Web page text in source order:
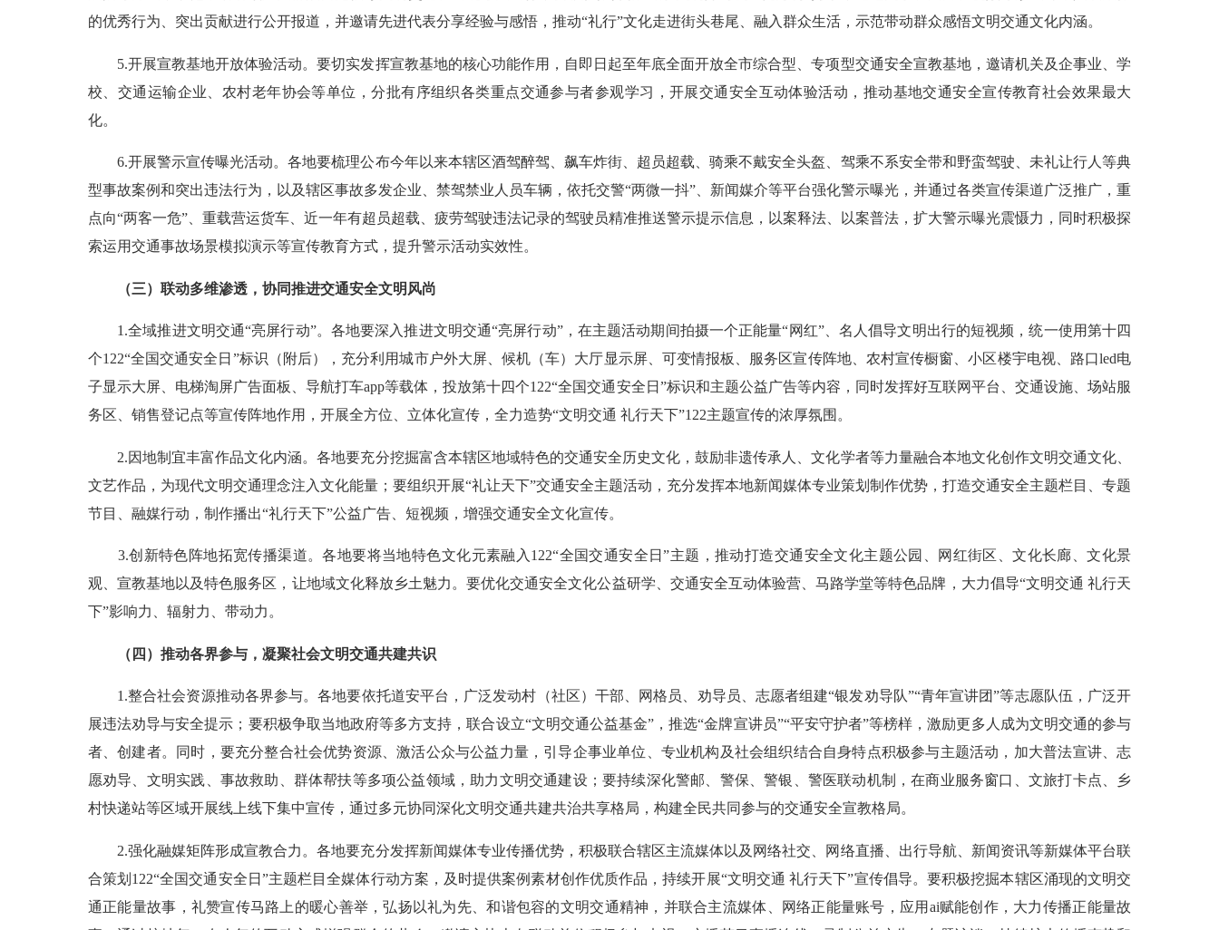
的优秀行为、突出贡献进行公开报道，并邀请先进代表分享经验与感悟，推动“礼行”文化走进街头巷尾、融入群众生活，示范带动群众感悟文明交通文化内涵。
5.开展宣教基地开放体验活动。要切实发挥宣教基地的核心功能作用，自即日起至年底全面开放全市综合型、专项型交通安全宣教基地，邀请机关及企事业、学
校、交通运输企业、农村老年协会等单位，分批有序组织各类重点交通参与者参观学习，开展交通安全互动体验活动，推动基地交通安全宣传教育社会效果最大
化。
6.开展警示宣传曝光活动。各地要梳理公布今年以来本辖区酒驾醉驾、飙车炸街、超员超载、骑乘不戴安全头盔、驾乘不系安全带和野蛮驾驶、未礼让行人等典
型事故案例和突出违法行为，以及辖区事故多发企业、禁驾禁业人员车辆，依托交警“两微一抖”、新闻媒介等平台强化警示曝光，并通过各类宣传渠道广泛推广，重
点向“两客一危”、重载营运货车、近一年有超员超载、疲劳驾驶违法记录的驾驶员精准推送警示提示信息，以案释法、以案普法，扩大警示曝光震慑力，同时积极探
索运用交通事故场景模拟演示等宣传教育方式，提升警示活动实效性。
（三）联动多维渗透，协同推进交通安全文明风尚
1.全域推进文明交通“亮屏行动”。各地要深入推进文明交通“亮屏行动”，在主题活动期间拍摄一个正能量“网红”、名人倡导文明出行的短视频，统一使用第十四
个122“全国交通安全日”标识（附后），充分利用城市户外大屏、候机（车）大厅显示屏、可变情报板、服务区宣传阵地、农村宣传橱窗、小区楼宇电视、路口led电
子显示大屏、电梯淘屏广告面板、导航打车app等载体，投放第十四个122“全国交通安全日”标识和主题公益广告等内容，同时发挥好互联网平台、交通设施、场站服
务区、销售登记点等宣传阵地作用，开展全方位、立体化宣传，全力造势“文明交通 礼行天下”122主题宣传的浓厚氛围。
2.因地制宜丰富作品文化内涵。各地要充分挖掘富含本辖区地域特色的交通安全历史文化，鼓励非遗传承人、文化学者等力量融合本地文化创作文明交通文化、
文艺作品，为现代文明交通理念注入文化能量；要组织开展“礼让天下”交通安全主题活动，充分发挥本地新闻媒体专业策划制作优势，打造交通安全主题栏目、专题
节目、融媒行动，制作播出“礼行天下”公益广告、短视频，增强交通安全文化宣传。
3.创新特色阵地拓宽传播渠道。各地要将当地特色文化元素融入122“全国交通安全日”主题，推动打造交通安全文化主题公园、网红街区、文化长廊、文化景
观、宣教基地以及特色服务区，让地域文化释放乡土魅力。要优化交通安全文化公益研学、交通安全互动体验营、马路学堂等特色品牌，大力倡导“文明交通 礼行天
下”影响力、辐射力、带动力。
（四）推动各界参与，凝聚社会文明交通共建共识
1.整合社会资源推动各界参与。各地要依托道安平台，广泛发动村（社区）干部、网格员、劝导员、志愿者组建“银发劝导队”“青年宣讲团”等志愿队伍，广泛开
展违法劝导与安全提示；要积极争取当地政府等多方支持，联合设立“文明交通公益基金”，推选“金牌宣讲员”“平安守护者”等榜样，激励更多人成为文明交通的参与
者、创建者。同时，要充分整合社会优势资源、激活公众与公益力量，引导企事业单位、专业机构及社会组织结合自身特点积极参与主题活动，加大普法宣讲、志
愿劝导、文明实践、事故救助、群体帮扶等多项公益领域，助力文明交通建设；要持续深化警邮、警保、警银、警医联动机制，在商业服务窗口、文旅打卡点、乡
村快递站等区域开展线上线下集中宣传，通过多元协同深化文明交通共建共治共享格局，构建全民共同参与的交通安全宣教格局。
2.强化融媒矩阵形成宣教合力。各地要充分发挥新闻媒体专业传播优势，积极联合辖区主流媒体以及网络社交、网络直播、出行导航、新闻资讯等新媒体平台联
合策划122“全国交通安全日”主题栏目全媒体行动方案，及时提供案例素材创作优质作品，持续开展“文明交通 礼行天下”宣传倡导。要积极挖掘本辖区涌现的文明交
通正能量故事，礼赞宣传马路上的暖心善举，弘扬以礼为先 、和谐包容的文明交通精神，并联合主流媒体、网络正能量账号，应用ai赋能创作，大力传播正能量故